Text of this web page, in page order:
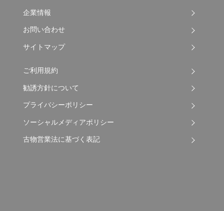
企業情報
お問い合わせ
サイトマップ
ご利用規約
勧誘方針について
プライバシーポリシー
ソーシャルメディアポリシー
古物営業法に基づく表記